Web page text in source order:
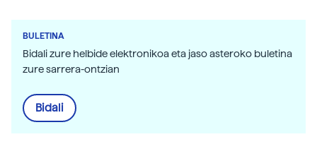
BULETINA
Bidali zure helbide elektronikoa eta jaso asteroko buletina
zure sarrera-ontzian
Bidali